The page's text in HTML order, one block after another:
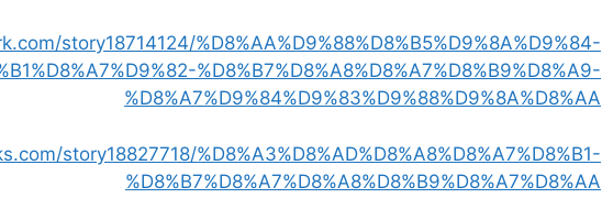
story18714124/%D8%AA%D9%88%D8%B5%D9%8A%D9%84-
%D8%B7%D8%A8%D8%A7%D8%B9%D8%A9-
%D8%A7%D9%84%D9%83%D9%88%D9%8A%D8%AA
story18827718/%D8%A3%D8%AD%D8%A8%D8%A7%D8%B1-
%D8%B7%D8%A7%D8%A8%D8%B9%D8%A7%D8%AA